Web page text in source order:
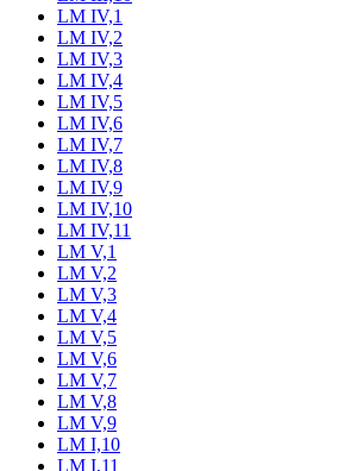
LM IV,1
LM IV,2
LM IV,3
LM IV,4
LM IV,5
LM IV,6
LM IV,7
LM IV,8
LM IV,9
LM IV,10
LM IV,11
LM V,1
LM V,2
LM V,3
LM V,4
LM V,5
LM V,6
LM V,7
LM V,8
LM V,9
LM I,10
LM I,11